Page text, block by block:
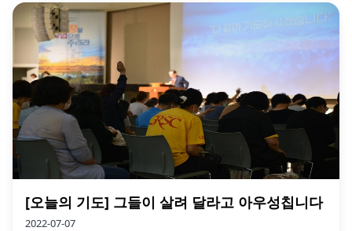
[오늘의 기도] 그들이 살려 달라고 아우성칩니다
2022-07-07